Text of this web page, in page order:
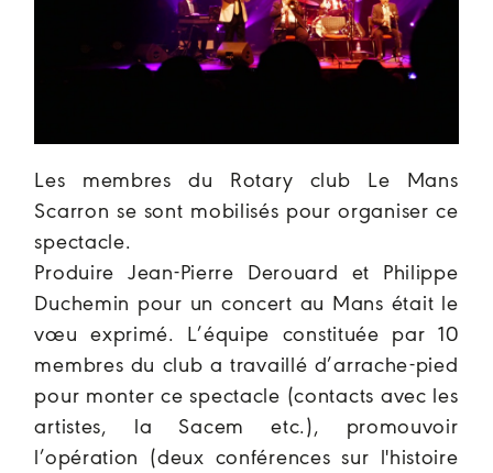
Les membres du Rotary club Le Mans
Scarron se sont mobilisés pour organiser ce
spectacle.
Produire Jean-Pierre Derouard et Philippe
Duchemin pour un concert au Mans était le
vœu exprimé. L’équipe constituée par 10
membres du club a travaillé d’arrache-pied
pour monter ce spectacle (contacts avec les
artistes, la Sacem etc.), promouvoir
l’opération (deux conférences sur l'histoire